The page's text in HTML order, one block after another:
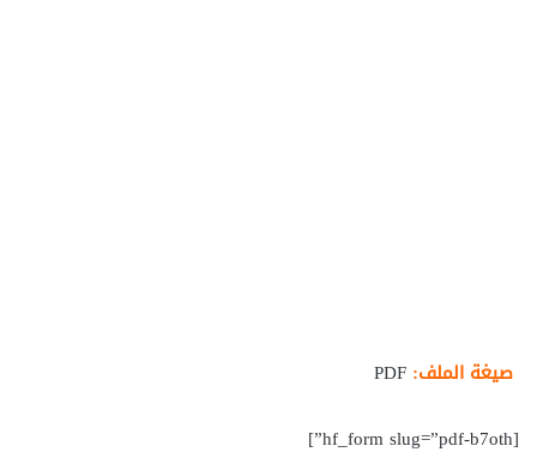
صيغة الملف:
[hf_form slug=”pdf-b7oth”]